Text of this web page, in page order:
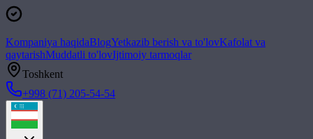
Kompaniya haqidaBlogYetkazib berish va to'lovKafolat va
qaytarishMuddatli to'lovIjtimoiy tarmoqlar
Toshkent
+998 (71) 205-54-54